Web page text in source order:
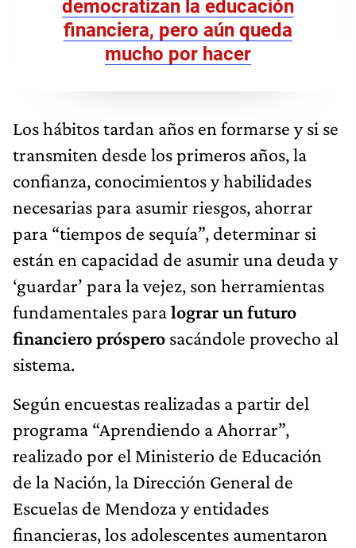
democratizan la educación
financiera, pero aún queda
mucho por hacer
Los hábitos tardan años en formarse y si se
transmiten desde los primeros años, la
confianza, conocimientos y habilidades
necesarias para asumir riesgos, ahorrar
para “tiempos de sequía”, determinar si
están en capacidad de asumir una deuda y
‘guardar’ para la vejez, son herramientas
fundamentales paralograr un futuro
financiero próspero sacándole provecho al
sistema.
Según encuestas realizadas a partir del
programa “Aprendiendo a Ahorrar”,
realizado por el Ministerio de Educación
de la Nación, la Dirección General de
Escuelas de Mendoza y entidades
financieras, los adolescentes aumentaron